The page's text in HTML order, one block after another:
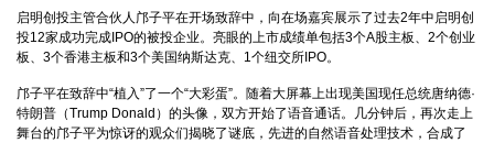
启明创投主管合伙人邝子平在开场致辞中，向在场嘉宾展示了过去2年中启明创
投12家成功完成IPO的被投企业。亮眼的上市成绩单包括3个A股主板、2个创业
板、3个香港主板和3个美国纳斯达克、1个纽交所IPO。
邝子平在致辞中“植入”了一个“大彩蛋”。随着大屏幕上出现美国现任总统唐纳德·
特朗普（Trump Donald）的头像，双方开始了语音通话。几分钟后，再次走上
舞台的邝子平为惊讶的观众们揭晓了谜底，先进的自然语音处理技术，合成了